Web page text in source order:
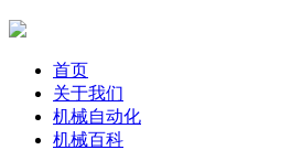
首页
关于我们
机械自动化
机械百科